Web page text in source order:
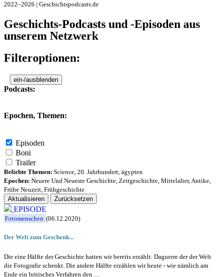
2022–2026 | Geschichtspodcasts.de
Geschichts-Podcasts und -Episoden aus
unserem Netzwerk
Filteroptionen:
ein-/ausblenden
Podcasts:
Epochen, Themen:
Episoden
Boni
Trailer
Beliebte Themen: Science 20. Jahrhundert ägypten
Epochen: Neuere Und Neueste Geschichte Zeitgeschichte Mittelalter, Antike
Frühe Neuzeit Frühgeschichte
Aktualisieren
Zurücksetzen
EPISODE
Fotomenschen (06.12.2020)
Der Welt zum Geschenk...
Die eine Hälfte der Geschichte hatten wir bereits erzählt: Daguerre der der Welt
die Fotografie schenkt. Die andere Hälfte erzählen wir heute - wie nämlich am
Ende ein britisches Verfahren den …